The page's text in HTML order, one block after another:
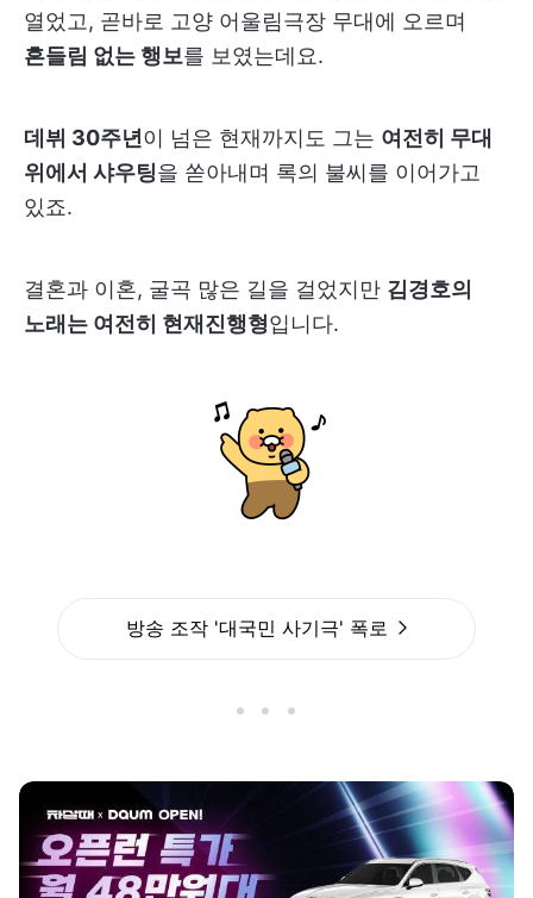
열었고, 곧바로 고양 어울림극장 무대에 오르며
흔들림 없는 행보를 보였는데요.
데뷔 30주년이 넘은 현재까지도 그는 여전히 무대
위에서 샤우팅을 쏟아내며 록의 불씨를 이어가고
있죠.
결혼과 이혼, 굴곡 많은 길을 걸었지만 김경호의
노래는 여전히 현재진행형입니다.
방송 조작 '대국민 사기극' 폭로